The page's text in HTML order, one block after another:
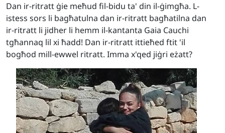
Dan ir-ritratt ġie meħud fil-bidu ta' din il-ġimgħa. L-
istess sors li bagħatulna dan ir-ritratt bagħatilna dan
ir-ritratt li jidher li hemm il-kantanta Gaia Cauchi
tgħannaq lil xi ħadd! Dan ir-ritratt ittieħed ftit 'il
bogħod mill-ewwel ritratt. Imma x'qed jiġri eżatt?